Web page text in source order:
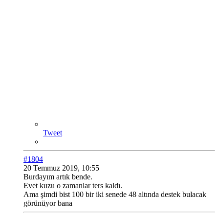
Tweet
#1804
20 Temmuz 2019, 10:55
Burdayım artık bende.
Evet kuzu o zamanlar ters kaldı.
Ama şimdi bist 100 bir iki senede 48 altında destek bulacak
görünüyor bana